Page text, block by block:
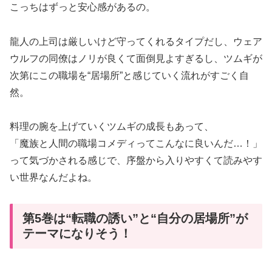
こっちはずっと安心感があるの。
龍人の上司は厳しいけど守ってくれるタイプだし、ウェア
ウルフの同僚はノリが良くて面倒見よすぎるし、ツムギが
次第にこの職場を“居場所”と感じていく流れがすごく自
然。
料理の腕を上げていくツムギの成長もあって、
「魔族と人間の職場コメディってこんなに良いんだ…！」
って気づかされる感じで、序盤から入りやすくて読みやす
い世界なんだよね。
第5巻は“転職の誘い”と“自分の居場所”が
テーマになりそう！